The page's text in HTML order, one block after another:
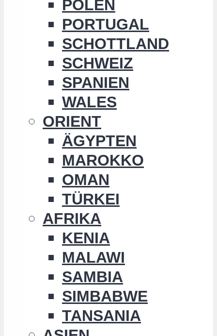
POLEN
PORTUGAL
SCHOTTLAND
SCHWEIZ
SPANIEN
WALES
ORIENT
ÄGYPTEN
MAROKKO
OMAN
TÜRKEI
AFRIKA
KENIA
MALAWI
SAMBIA
SIMBABWE
TANSANIA